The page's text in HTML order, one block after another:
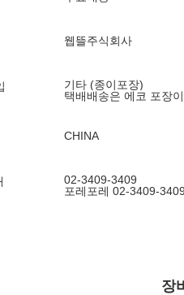
웹뜰주식회사
기타 (종이포장)
택배배송은 에코 포장
CHINA
02-3409-3409
포레포레 02-3409-3409
장